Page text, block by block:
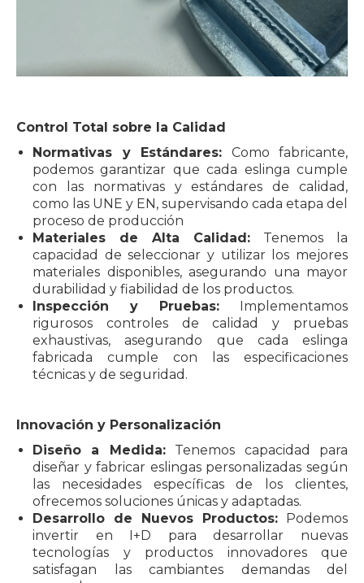
Control Total sobre la Calidad
Normativas y Estándares: Como fabricante,
podemos garantizar que cada eslinga cumple
con las normativas y estándares de calidad,
como las UNE y EN, supervisando cada etapa del
proceso de producción
Materiales de Alta Calidad: Tenemos la
capacidad de seleccionar y utilizar los mejores
materiales disponibles, asegurando una mayor
durabilidad y fiabilidad de los productos.
Inspección y Pruebas: Implementamos
rigurosos controles de calidad y pruebas
exhaustivas, asegurando que cada eslinga
fabricada cumple con las especificaciones
técnicas y de seguridad.
Innovación y Personalización
Diseño a Medida:Tenemos capacidad para
diseñar y fabricar eslingas personalizadas según
las necesidades específicas de los clientes,
ofrecemos soluciones únicas y adaptadas.
Desarrollo de Nuevos Productos: Podemos
invertir en I+D para desarrollar nuevas
tecnologías y productos innovadores que
satisfagan las cambiantes demandas del